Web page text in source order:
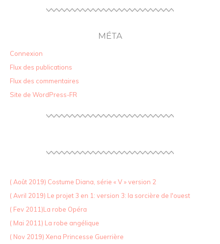
MÉTA
Connexion
Flux des publications
Flux des commentaires
Site de WordPress-FR
( Août 2019) Costume Diana, série « V » version 2
( Avril 2019) Le projet 3 en 1: version 3: la sorcière de l'ouest
( Fev 2011)La robe Opéra
( Mai 2011) La robe angélique
( Nov 2019) Xena Princesse Guerrière